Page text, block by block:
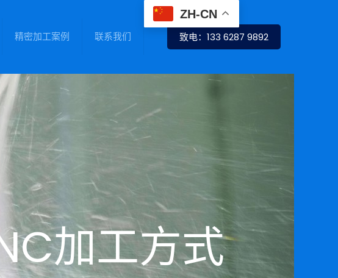
精密加工案例 联系我们
ZH-CN
致电：133 6287 9892
加工方式